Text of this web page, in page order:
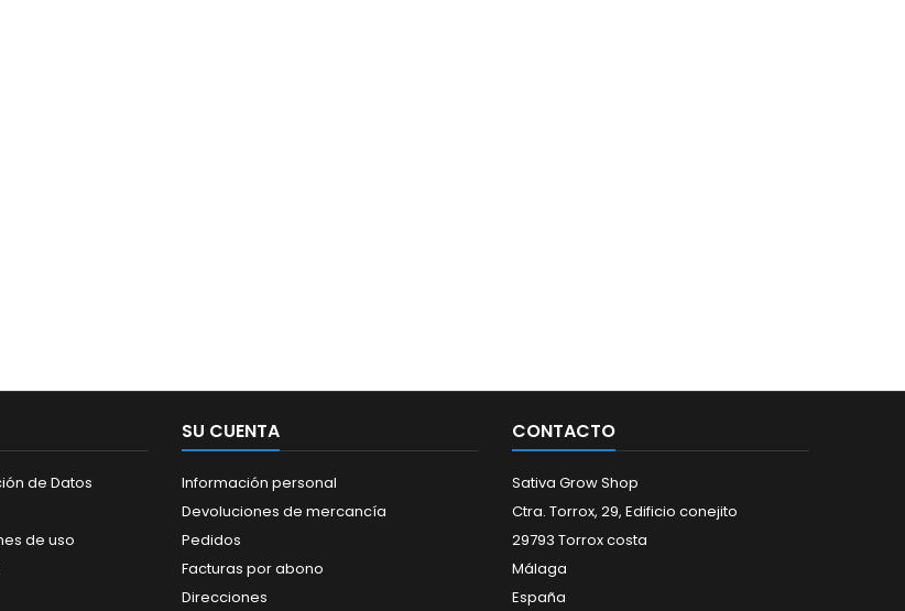
de Datos
de uso
SU CUENTA
Información personal
Devoluciones de mercancía
Pedidos
Facturas por abono
Direcciones
CONTACTO
Sativa Grow Shop
Ctra. Torrox, 29, Edificio conejito
29793 Torrox costa
Málaga
España